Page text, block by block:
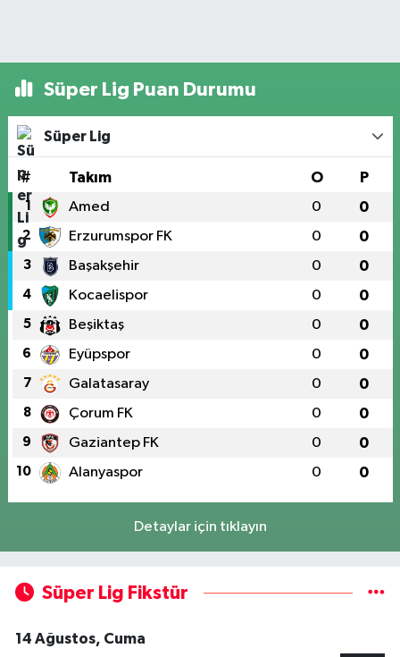
Süper Lig Puan Durumu
Süper Lig
# Takım O P
1 Amed 0 0
2 Erzurumspor FK 0 0
3 Başakşehir 0 0
4 Kocaelispor 0 0
5 Beşiktaş 0 0
6 Eyüpspor 0 0
7 Galatasaray 0 0
8 Çorum FK 0 0
9 Gaziantep FK 0 0
10 Alanyaspor 0 0
Detaylar için tıklayın
Süper Lig Fikstür
14 Ağustos, Cuma